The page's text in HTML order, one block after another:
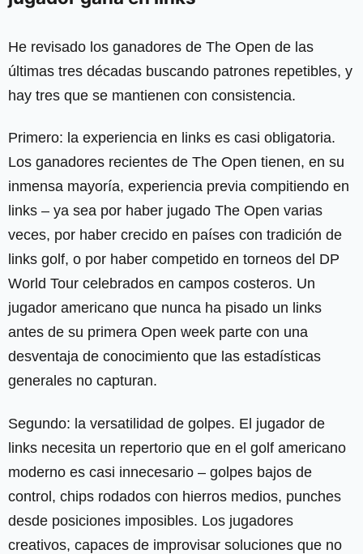
He revisado los ganadores de The Open de las
últimas tres décadas buscando patrones repetibles, y
hay tres que se mantienen con consistencia.
Primero: la experiencia en links es casi obligatoria.
Los ganadores recientes de The Open tienen, en su
inmensa mayoría, experiencia previa compitiendo en
links – ya sea por haber jugado The Open varias
veces, por haber crecido en países con tradición de
links golf, o por haber competido en torneos del DP
World Tour celebrados en campos costeros. Un
jugador americano que nunca ha pisado un links
antes de su primera Open week parte con una
desventaja de conocimiento que las estadísticas
generales no capturan.
Segundo: la versatilidad de golpes. El jugador de
links necesita un repertorio que en el golf americano
moderno es casi innecesario – golpes bajos de
control, chips rodados con hierros medios, punches
desde posiciones imposibles. Los jugadores
creativos, capaces de improvisar soluciones que no